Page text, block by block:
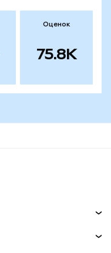
Оценок
75.8K